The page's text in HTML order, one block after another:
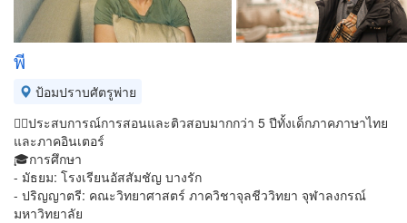
พี
ป้อมปราบศัตรูพ่าย
👍🏻ประสบการณ์การสอนและติวสอบมากกว่า 5 ปีทั้งเด็กภาคภาษาไทย
และภาคอินเตอร์
🎓การศึกษา
- มัธยม: โรงเรียนอัสสัมชัญ บางรัก
- ปริญญาตรี: คณะวิทยาศาสตร์ ภาควิชาจุลชีววิทยา จุฬาลงกรณ์
มหาวิทยาลัย